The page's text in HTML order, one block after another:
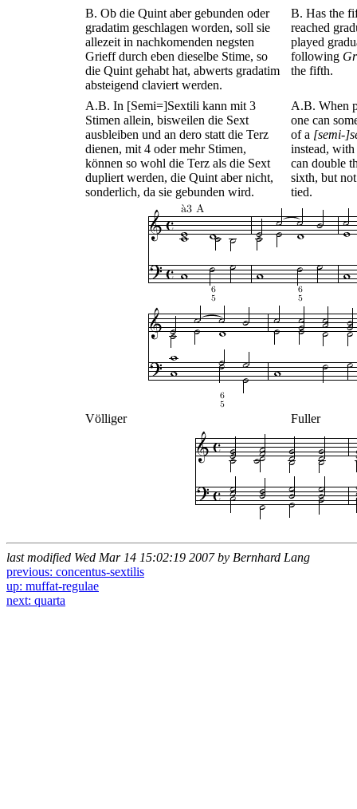
B. Ob die Quint aber gebunden oder
gradatim geschlagen worden, soll sie
allezeit in nachkomenden negsten
Grieff durch eben dieselbe Stime, so
die Quint gehabt hat, abwerts gradatim
absteigend claviert werden.
B. Has the
reached
played
following
the fifth.
A.B. In [Semi=]Sextili kann mit 3
Stimen allein, bisweilen die Sext
ausbleiben und an dero statt die Terz
dienen, mit 4 oder mehr Stimen,
können so wohl die Terz als die Sext
dupliert werden, die Quint aber nicht,
sonderlich, da sie gebunden wird.
A.B. When
one can
of a [semi-
instead,
can double
sixth, but
tied.
Völliger Fuller
last modified Wed Mar 14 15:02:19 2007 by Bernhard Lang
previous: concentus-sextilis
up: muffat-regulae
next: quarta